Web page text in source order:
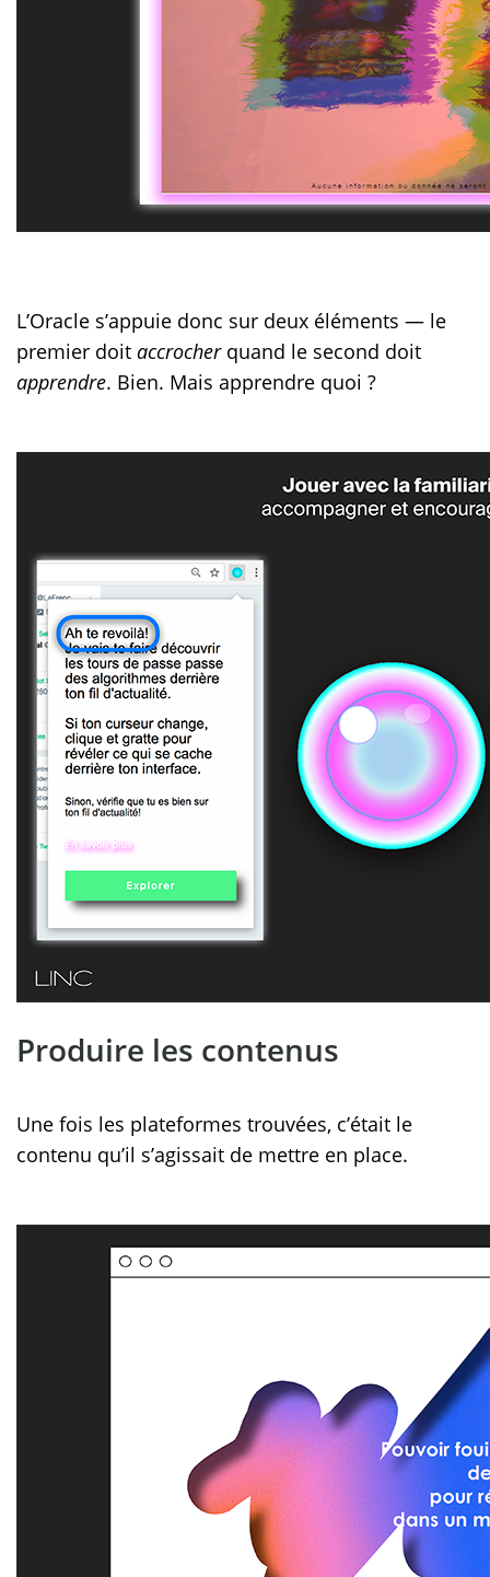
L’Oracle s’appuie donc sur deux éléments — le
premier doit accrocher quand le second doit
apprendre. Bien. Mais apprendre quoi ?
Produire les contenus
Une fois les plateformes trouvées, c’était le
contenu qu’il s’agissait de mettre en place.